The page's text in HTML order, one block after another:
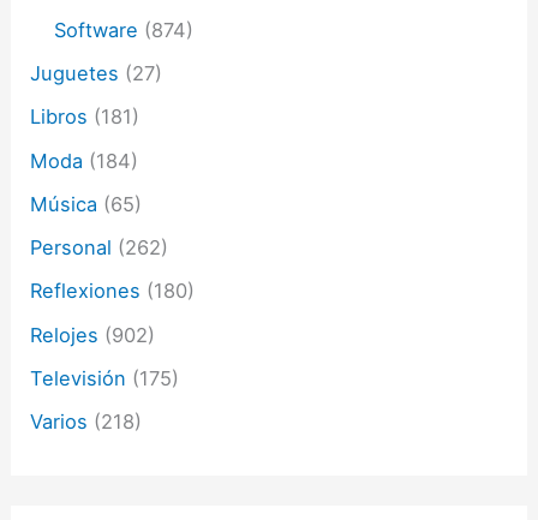
Software (874)
Juguetes (27)
Libros (181)
Moda (184)
Música (65)
Personal (262)
Reflexiones (180)
Relojes (902)
Televisión (175)
Varios (218)